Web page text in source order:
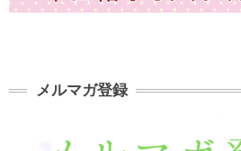
メルマガ登録